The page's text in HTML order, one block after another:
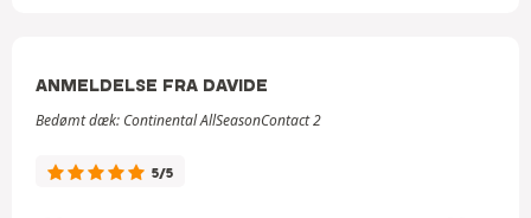
ANMELDELSE FRA DAVIDE
Bedømt dæk: Continental AllSeasonContact 2
5/5